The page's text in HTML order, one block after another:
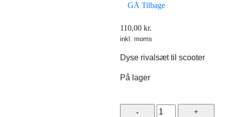
GÅ Tilbage
110,00 kr.
inkl. moms
Dyse rivalsæt til scooter
På lager
Dyse